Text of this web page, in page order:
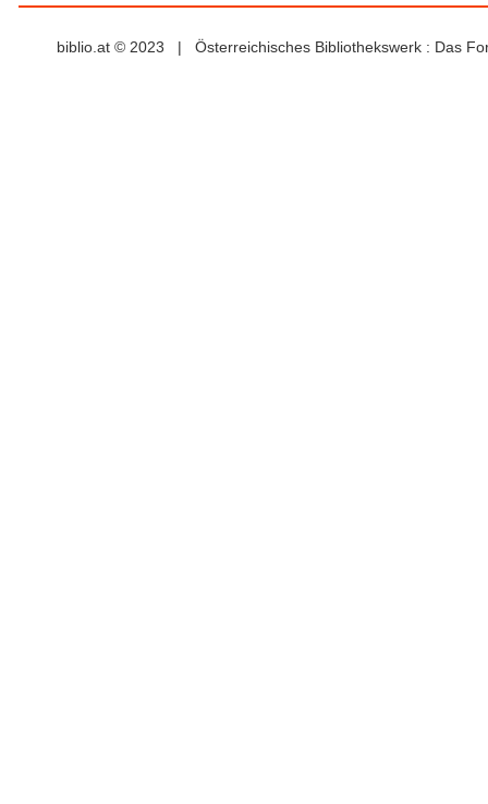
biblio.at © 2023 | Österreichisches Bibliothekswerk : Das